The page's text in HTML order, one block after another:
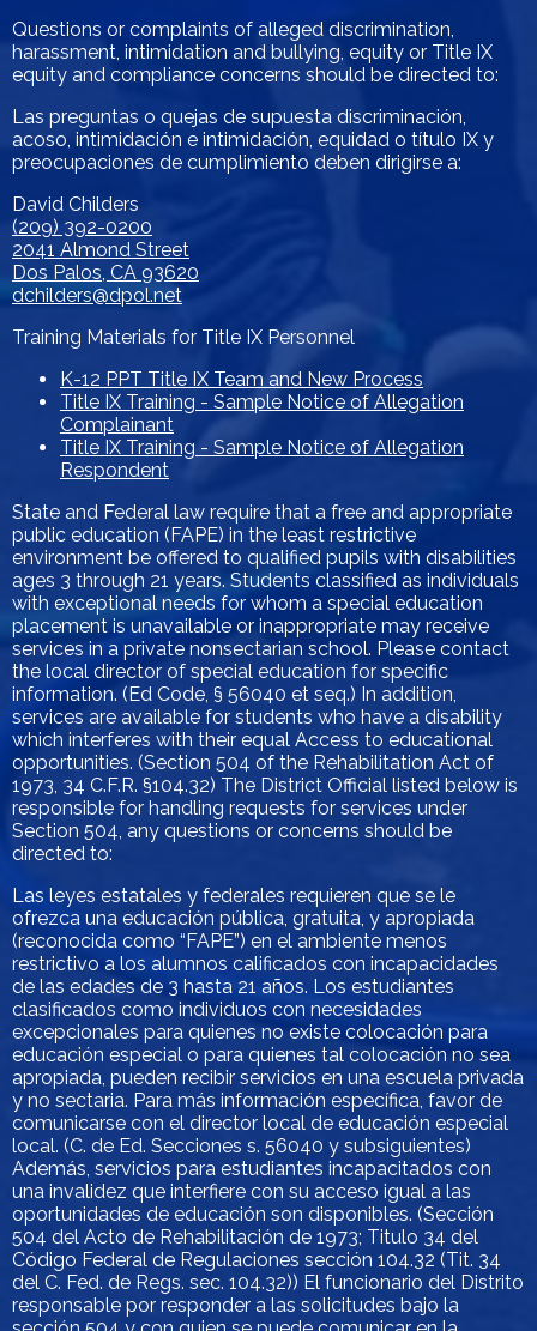
Questions or complaints of alleged discrimination,
harassment, intimidation and bullying, equity or Title IX
equity and compliance concerns should be directed to:
Las preguntas o quejas de supuesta discriminación,
acoso, intimidación e intimidación, equidad o título IX y
preocupaciones de cumplimiento deben dirigirse a:
David Childers
(209) 392-0200
2041 Almond Street
Dos Palos, CA 93620
dchilders@dpol.net
Training Materials for Title IX Personnel
K-12 PPT Title IX Team and New Process
Title IX Training - Sample Notice of Allegation
Complainant
Title IX Training - Sample Notice of Allegation
Respondent
State and Federal law require that a free and appropriate
public education (FAPE) in the least restrictive
environment be offered to qualified pupils with disabilities
ages 3 through 21 years. Students classified as individuals
with exceptional needs for whom a special education
placement is unavailable or inappropriate may receive
services in a private nonsectarian school. Please contact
the local director of special education for specific
information. (Ed Code, § 56040 et seq.) In addition,
services are available for students who have a disability
which interferes with their equal Access to educational
opportunities. (Section 504 of the Rehabilitation Act of
1973, 34 C.F.R. §104.32) The District Official listed below is
responsible for handling requests for services under
Section 504, any questions or concerns should be
directed to:
Las leyes estatales y federales requieren que se le
ofrezca una educación pública, gratuita, y apropiada
(reconocida como “FAPE”) en el ambiente menos
restrictivo a los alumnos calificados con incapacidades
de las edades de 3 hasta 21 años. Los estudiantes
clasificados como individuos con necesidades
excepcionales para quienes no existe colocación para
educación especial o para quienes tal colocación no sea
apropiada, pueden recibir servicios en una escuela privada
y no sectaria. Para más información específica, favor de
comunicarse con el director local de educación especial
local. (C. de Ed. Secciones s. 56040 y subsiguientes)
Además, servicios para estudiantes incapacitados con
una invalidez que interfiere con su acceso igual a las
oportunidades de educación son disponibles. (Sección
504 del Acto de Rehabilitación de 1973; Titulo 34 del
Código Federal de Regulaciones sección 104.32 (Tit. 34
del C. Fed. de Regs. sec. 104.32)) El funcionario del Distrito
responsable por responder a las solicitudes bajo la